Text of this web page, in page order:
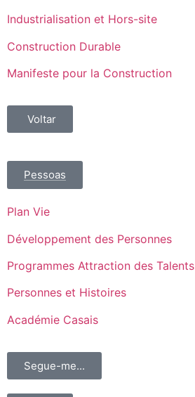
Industrialisation et Hors-site
Construction Durable
Manifeste pour la Construction
Voltar
Pessoas
Plan Vie
Développement des Personnes
Programmes Attraction des Talents
Personnes et Histoires
Académie Casais
Segue-me...